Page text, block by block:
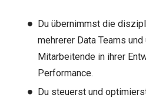
Du übernimmst die
mehrerer Data Teams
Mitarbeitende in ihrer
Performance.
Du steuerst und